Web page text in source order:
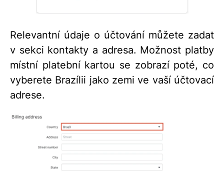
Relevantní údaje o účtování můžete zadat
v sekci kontakty a adresa. Možnost platby
místní platební kartou se zobrazí poté, co
vyberete Brazílii jako zemi ve vaší účtovací
adrese.